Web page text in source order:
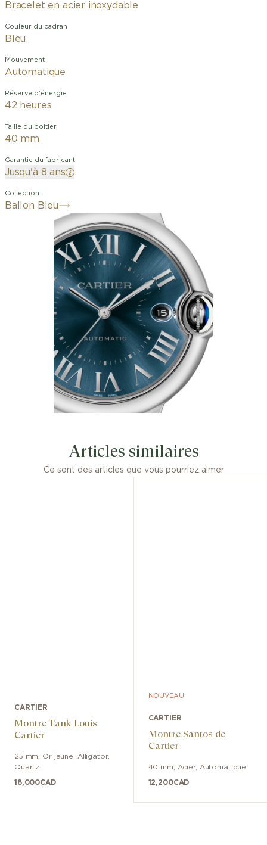
Bracelet en acier inoxydable
Couleur du cadran
Bleu
Mouvement
Automatique
Réserve d'énergie
42 heures
Taille du boitier
40 mm
Garantie du fabricant
Jusqu'à 8 ans
Collection
Ballon Bleu
Articles similaires
Ce sont des articles que vous pourriez aimer
CARTIER
Montre Tank Louis
Cartier
25 mm Or jaune Alligator,
Quartz
18,000CAD
NOUVEAU
CARTIER
Montre Santos de
Cartier
40 mm Acier, Automatique
12,200CAD